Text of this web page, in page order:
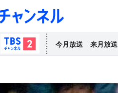
TBSチャンネル1TBSチャンネル2
今月放送 来月放送